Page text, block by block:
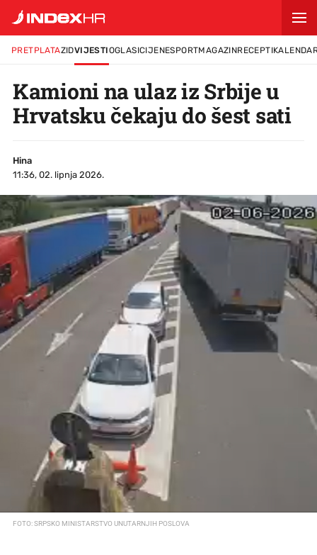
PRETPLATAZIDVIJESTIOGLASICIJENESPORTMAGAZINRECEPTI
Kamioni na ulaz iz Srbije u
Hrvatsku čekaju do šest sati
Hina
11:36, 02. lipnja 2026.
FOTO: SRPSKO MINISTARSTVO UNUTARNJIH POSLOVA